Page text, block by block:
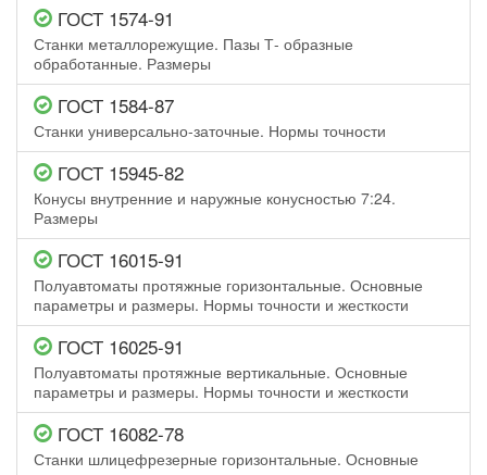
ГОСТ 1574-91
Станки металлорежущие. Пазы Т- образные
обработанные. Размеры
ГОСТ 1584-87
Станки универсально-заточные. Нормы точности
ГОСТ 15945-82
Конусы внутренние и наружные конусностью 7:24.
Размеры
ГОСТ 16015-91
Полуавтоматы протяжные горизонтальные. Основные
параметры и размеры. Нормы точности и жесткости
ГОСТ 16025-91
Полуавтоматы протяжные вертикальные. Основные
параметры и размеры. Нормы точности и жесткости
ГОСТ 16082-78
Станки шлицефрезерные горизонтальные. Основные